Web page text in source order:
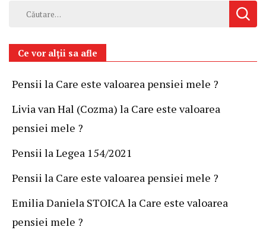
Caută
Ce vor alții sa afle
Pensii la Care este valoarea pensiei mele ?
Livia van Hal (Cozma) la Care este valoarea
pensiei mele ?
Pensii laLegea 154/2021
Pensii la Care este valoarea pensiei mele ?
Emilia Daniela STOICAla Care este valoarea
pensiei mele ?